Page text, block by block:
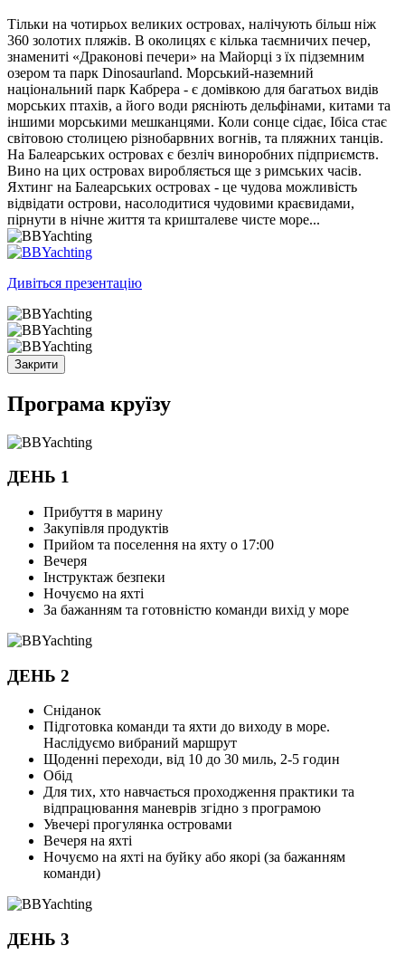
Тільки на чотирьох великих островах, налічують більш ніж
360 золотих пляжів. В околицях є кілька таємничих печер,
знамениті «Драконові печери» на Майорці з їх підземним
озером та парк Dinosaurland. Морський-наземний
національний парк Кабрера - є домівкою для багатьох видів
морських птахів, а його води рясніють дельфінами, китами та
іншими морськими мешканцями. Коли сонце сідає, Ібіса стає
світовою столицею різнобарвних вогнів, та пляжних танців.
На Балеарських островах є безліч виноробних підприємств.
Вино на цих островах виробляється ще з римських часів.
Яхтинг на Балеарських островах - це чудова можливість
відвідати острови, насолодитися чудовими краєвидами,
пірнути в нічне життя та кришталеве чисте море...
Дивіться презентацію
Закрити
Програма круїзу
ДЕНЬ 1
Прибуття в марину
Закупівля продуктів
Прийом та поселення на яхту о 17:00
Вечеря
Інструктаж безпеки
Ночуємо на яхті
За бажанням та готовністю команди вихід у море
ДЕНЬ 2
Сніданок
Підготовка команди та яхти до виходу в море.
Наслідуємо вибраний маршрут
Щоденні переходи, від 10 до 30 миль, 2-5 годин
Обід
Для тих, хто навчається проходження практики та
відпрацювання маневрів згідно з програмою
Увечері прогулянка островами
Вечеря на яхті
Ночуємо на яхті на буйку або якорі (за бажанням
команди)
ДЕНЬ 3